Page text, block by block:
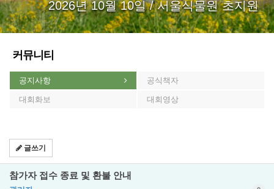
2026년 10월 10일 / 서울식물원 초지원
커뮤니티
공지사항 공식책자
대회화보 대회영상
글쓰기
참가자 접수 종료 및 환불 안내